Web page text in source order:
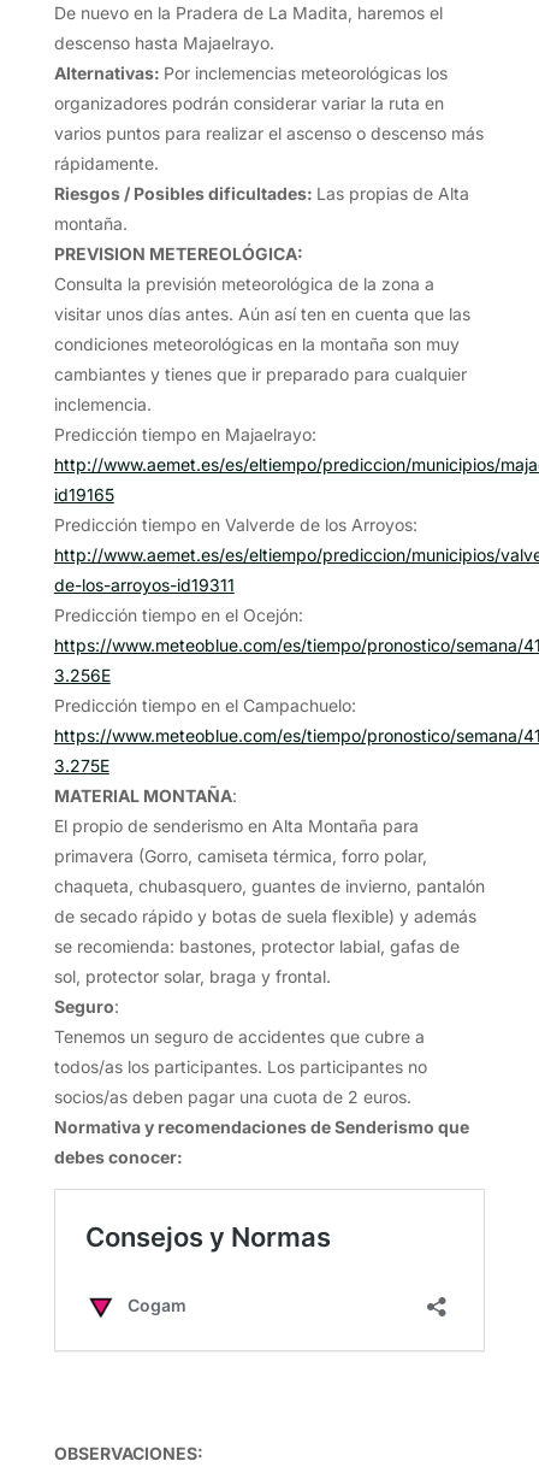
De nuevo en la Pradera de La Madita, haremos el
descenso hasta Majaelrayo.
Alternativas: Por inclemencias meteorológicas los
organizadores podrán considerar variar la ruta en
varios puntos para realizar el ascenso o descenso más
rápidamente.
Riesgos / Posibles dificultades: Las propias de Alta
montaña.
PREVISION METEREOLÓGICA:
Consulta la previsión meteorológica de la zona a
visitar unos días antes. Aún así ten en cuenta que las
condiciones meteorológicas en la montaña son muy
cambiantes y tienes que ir preparado para cualquier
inclemencia.
Predicción tiempo en Majaelrayo:
http://www.aemet.es/es/eltiempo/prediccion/municipios/
id19165
Predicción tiempo en Valverde de los Arroyos:
http://www.aemet.es/es/eltiempo/prediccion/municipios/
de-los-arroyos-id19311
Predicción tiempo en el Ocejón:
https://www.meteoblue.com/es/tiempo/pronostico/semana/
3.256E
Predicción tiempo en el Campachuelo:
https://www.meteoblue.com/es/tiempo/pronostico/semana/
3.275E
MATERIAL MONTAÑA:
El propio de senderismo en Alta Montaña para
primavera (Gorro, camiseta térmica, forro polar,
chaqueta, chubasquero, guantes de invierno, pantalón
de secado rápido y botas de suela flexible) y además
se recomienda: bastones, protector labial, gafas de
sol, protector solar, braga y frontal.
Seguro:
Tenemos un seguro de accidentes que cubre a
todos/as los participantes. Los participantes no
socios/as deben pagar una cuota de 2 euros.
Normativa y recomendaciones de Senderismo que
debes conocer:
OBSERVACIONES: